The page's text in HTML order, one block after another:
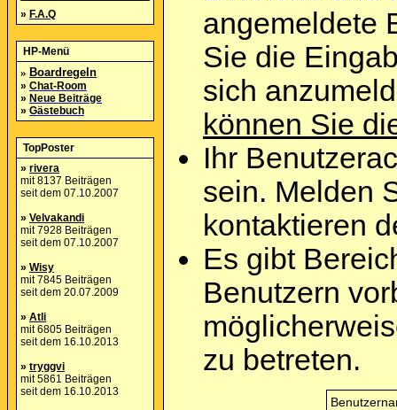
» F.A.Q
HP-Menü
» Boardregeln
» Chat-Room
» Neue Beiträge
» Gästebuch
TopPoster
» rivera
mit 8137 Beiträgen
seit dem 07.10.2007
» Velvakandi
mit 7928 Beiträgen
seit dem 07.10.2007
» Wisy
mit 7845 Beiträgen
seit dem 20.07.2009
» Atli
mit 6805 Beiträgen
seit dem 16.10.2013
» tryggvi
mit 5861 Beiträgen
seit dem 16.10.2013
angemeldete
Sie die
sich
können Sie
Ihr
sein. Melden
kontaktieren
Es gibt
Benutzern
zu betreten.